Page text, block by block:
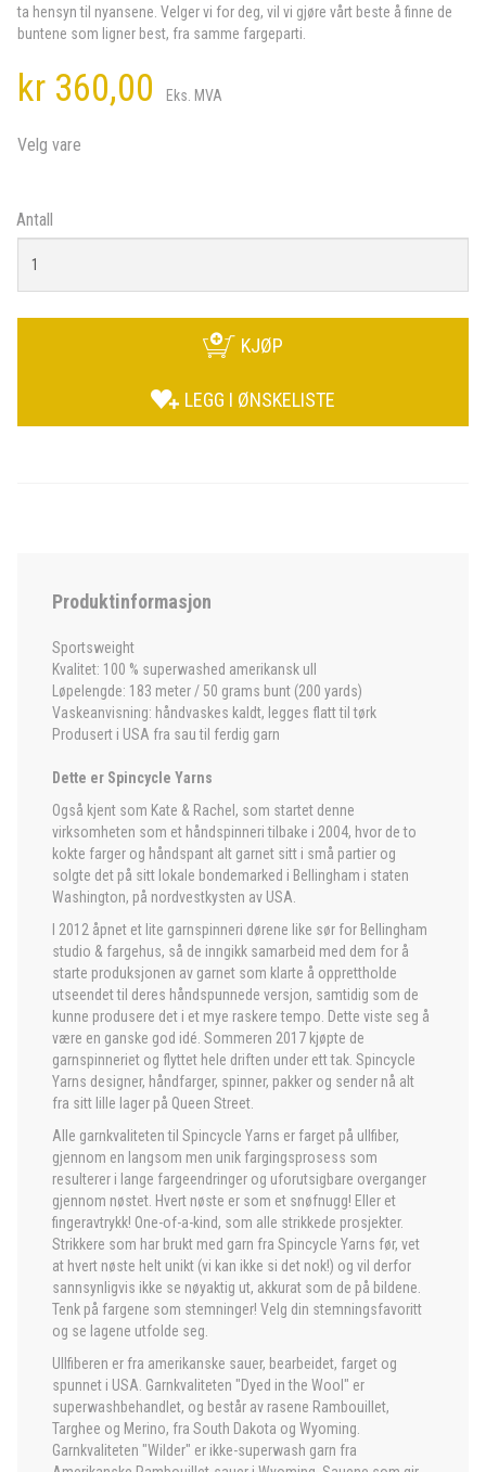
ta hensyn til nyansene. Velger vi for deg, vil vi gjøre vårt beste å finne de
buntene som ligner best, fra samme fargeparti.
kr 360,00 Eks. MVA
Velg vare
Antall
KJØP
LEGG I ØNSKELISTE
Produktinformasjon
Sportsweight
Kvalitet: 100 % superwashed amerikansk ull
Løpelengde: 183 meter / 50 grams bunt (200 yards)
Vaskeanvisning: håndvaskes kaldt, legges flatt til tørk
Produsert i USA fra sau til ferdig garn
Dette er Spincycle Yarns
Også kjent som Kate & Rachel, som startet denne
virksomheten som et håndspinneri tilbake i 2004, hvor de to
kokte farger og håndspant alt garnet sitt i små partier og
solgte det på sitt lokale bondemarked i Bellingham i staten
Washington, på nordvestkysten av USA.
I 2012 åpnet et lite garnspinneri dørene like sør for Bellingham
studio & fargehus, så de inngikk samarbeid med dem for å
starte produksjonen av garnet som klarte å opprettholde
utseendet til deres håndspunnede versjon, samtidig som de
kunne produsere det i et mye raskere tempo. Dette viste seg å
være en ganske god idé. Sommeren 2017 kjøpte de
garnspinneriet og flyttet hele driften under ett tak. Spincycle
Yarns designer, håndfarger, spinner, pakker og sender nå alt
fra sitt lille lager på Queen Street.
Alle garnkvaliteten til Spincycle Yarns er farget på ullfiber,
gjennom en langsom men unik fargingsprosess som
resulterer i lange fargeendringer og uforutsigbare overganger
gjennom nøstet. Hvert nøste er som et snøfnugg! Eller et
fingeravtrykk! One-of-a-kind, som alle strikkede prosjekter.
Strikkere som har brukt med garn fra Spincycle Yarns før, vet
at hvert nøste helt unikt (vi kan ikke si det nok!) og vil derfor
sannsynligvis ikke se nøyaktig ut, akkurat som de på bildene.
Tenk på fargene som stemninger! Velg din stemningsfavoritt
og se lagene utfolde seg.
Ullfiberen er fra amerikanske sauer, bearbeidet, farget og
spunnet i USA. Garnkvaliteten "Dyed in the Wool" er
superwashbehandlet, og består av rasene Rambouillet,
Targhee og Merino, fra South Dakota og Wyoming.
Garnkvaliteten "Wilder" er ikke-superwash garn fra